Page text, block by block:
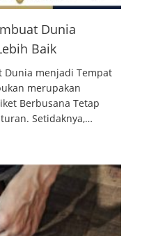
Dunia
Baik
Dunia menjadi Tempat
merupakan
Berbusana Tetap
Setidaknya,…